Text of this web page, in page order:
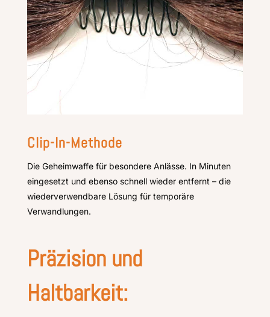
Clip-In-Methode
Die Geheimwaffe für besondere Anlässe. In Minuten
eingesetzt und ebenso schnell wieder entfernt – die
wiederverwendbare Lösung für temporäre
Verwandlungen.
Präzision und
Haltbarkeit: